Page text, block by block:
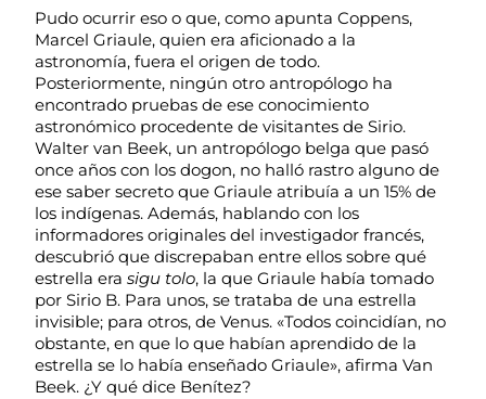
Pudo ocurrir eso o que, como apunta Coppens,
Marcel Griaule, quien era aficionado a la
astronomía, fuera el origen de todo.
Posteriormente, ningún otro antropólogo ha
encontrado pruebas de ese conocimiento
astronómico procedente de visitantes de Sirio.
Walter van Beek, un antropólogo belga que pasó
once años con los dogon, no halló rastro alguno de
ese saber secreto que Griaule atribuía a un 15% de
los indígenas. Además, hablando con los
informadores originales del investigador francés,
descubrió que discrepaban entre ellos sobre qué
estrella era sigu tolo, la que Griaule había tomado
por Sirio B. Para unos, se trataba de una estrella
invisible; para otros, de Venus. «Todos coincidían, no
obstante, en que lo que habían aprendido de la
estrella se lo había enseñado Griaule», afirma Van
Beek. ¿Y qué dice Benítez?